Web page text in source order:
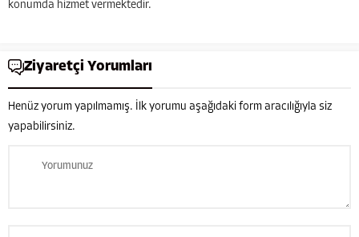
konumda hizmet vermektedir.
edebilirsiniz. Kadıköy fikirtepe
mahallesi nakliye ev taşıma
personeli...
Ziyaretçi Yorumları
Henüz yorum yapılmamış. İlk yorumu aşağıdaki form aracılığıyla siz
yapabilirsiniz.